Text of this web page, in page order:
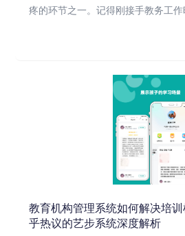
疼的环节之一。记得刚接手教务工作
教育机构管理系统如何解决培
乎热议的艺步系统深度解析